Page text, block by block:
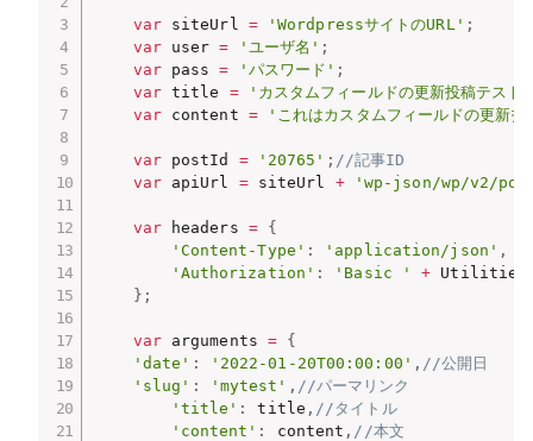
var siteUrl = 'WordpressサイトのURL' ;
var user = 'ユーザ名' ;
var pass = 'パスワード' ;
var title = 'カスタムフィールドの更新投稿テスト'
var content = 'これはカスタムフィールドの更新
var postId = '20765' ; //記事ID
var apiUrl = siteUrl + 'wp-json/wp/v2/
var headers =
{
'Content-Type' : 'application/json' ,
'Authorization' : 'Basic ' + Utilities
} ;
var arguments = {
'date' : '2022-01-20T00:00:00' , //公開日
'slug' : 'mytest' , //パーマリンク
'title' : title , //タイトル
'content' : content , //本文